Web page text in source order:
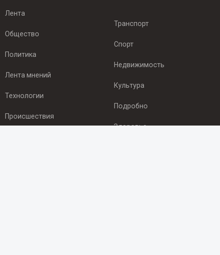
Лента
Общество
Политика
Лента мнений
Технологии
Происшествия
Транспорт
Спорт
Недвижимость
Культура
Подробно
Здоровье